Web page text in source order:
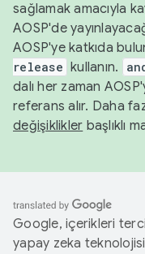
sağlamak amacıyla
AOSP'de
AOSP'ye katkıda
release kullanın.
dalı her zaman
referans alır. Daha
değişiklikler başlıklı
Google, içerikleri
yapay zeka